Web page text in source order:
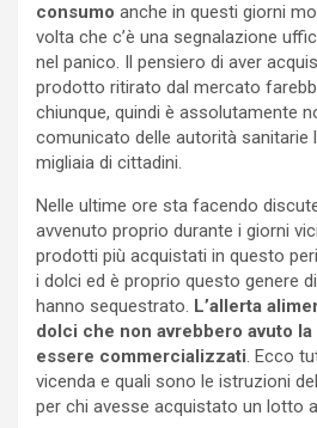
consumo anche in questi giorni
volta che c’è una segnalazione
nel panico. Il pensiero di aver
prodotto ritirato dal mercato
chiunque, quindi è assolutamente
comunicato delle autorità sanitarie
migliaia di cittadini.
Nelle ultime ore sta facendo
avvenuto proprio durante i giorni
prodotti più acquistati in questo
i dolci ed è proprio questo genere
hanno sequestrato. L’allerta
dolci che non avrebbero avuto
essere commercializzati. Ecco
vicenda e quali sono le istruzioni
per chi avesse acquistato un lotto